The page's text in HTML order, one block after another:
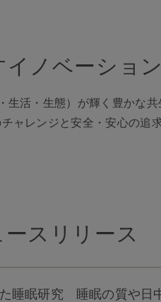
ノベーション
生活・生態）が輝く豊かな
ャレンジと安全・安心の追
スリリース
た睡眠研究 睡眠の質や日